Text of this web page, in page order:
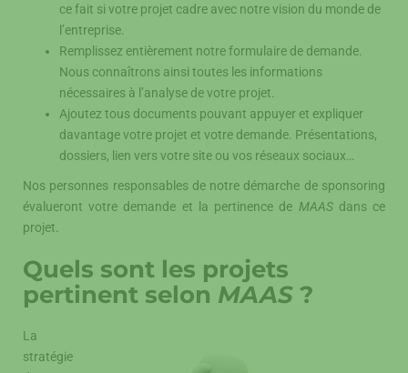
ce fait si votre projet cadre avec notre vision du monde de
l’entreprise.
Remplissez entièrement notre formulaire de demande.
Nous connaîtrons ainsi toutes les informations
nécessaires à l’analyse de votre projet.
Ajoutez tous documents pouvant appuyer et expliquer
davantage votre projet et votre demande. Présentations,
dossiers, lien vers votre site ou vos réseaux sociaux…
Nos personnes responsables de notre démarche de sponsoring
évalueront votre demande et la pertinence de MAASdans ce
projet.
Quels sont les projets
pertinent selon MAAS ?
La
stratégie